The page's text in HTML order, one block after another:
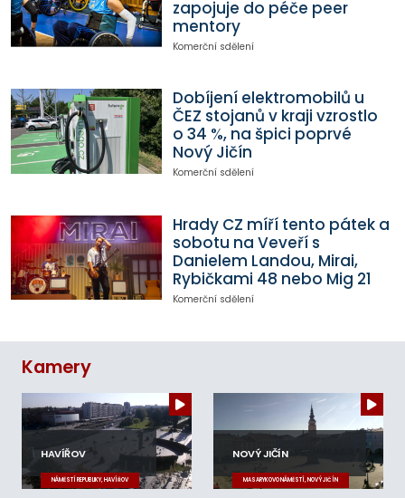
zapojuje do péče peer
mentory
Komerční sdělení
Dobíjení elektromobilů u
ČEZ stojanů v kraji vzrostlo
o 34 %, na špici poprvé
Nový Jičín
Komerční sdělení
Hrady CZ míří tento pátek a
sobotu na Veveří s
Danielem Landou, Mirai,
Rybičkami 48 nebo Mig 21
Komerční sdělení
Kamery
HAVÍŘOV
NÁMĚSTÍ REPUBLIKY, HAVÍŘOV
NOVÝ JIČÍN
MASARYKOVO NÁMĚSTÍ, NOVÝ JIČÍN